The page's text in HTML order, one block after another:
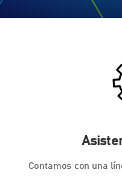
Contamos con una